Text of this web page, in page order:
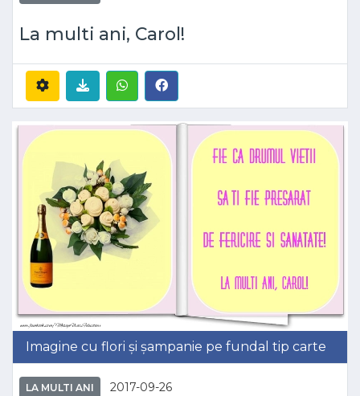
La multi ani, Carol!
Imagine cu flori și șampanie pe fundal tip carte
LA MULTI ANI 2017-09-26